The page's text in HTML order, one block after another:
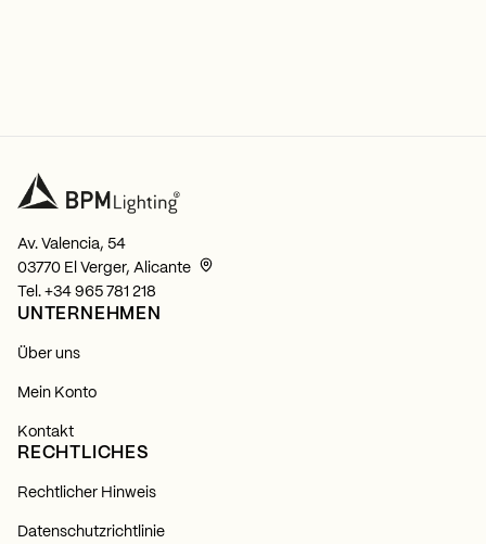
Av. Valencia, 54
03770 El Verger, Alicante
Tel. +34 965 781 218
UNTERNEHMEN
Über uns
Mein Konto
Kontakt
RECHTLICHES
Rechtlicher Hinweis
Datenschutzrichtlinie